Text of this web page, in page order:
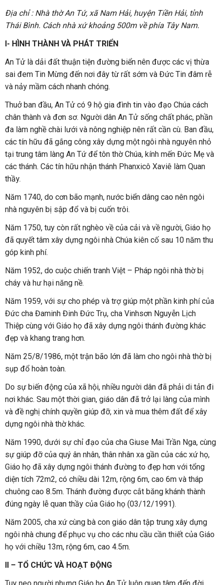
Địa chỉ : Nhà thờ An Tứ, xã Nam Hải, huyện Tiền Hải, tỉnh
Thái Bình. Cách nhà xứ khoảng 500m về phía Tây Nam.
I- HÌNH THÀNH VÀ PHÁT TRIỂN
An Tử là dải đất thuận tiện đường biển nên được các vị thừa
sai đem Tin Mừng đến nơi đây từ rất sớm và Đức Tin đâm rễ
và nảy mầm cách nhanh chóng.
Thuở ban đầu, An Tử có 9 hộ gia đình tin vào đạo Chúa cách
chân thành và đơn sơ. Người dân An Tử sống chất phác, phần
đa làm nghề chài lưới và nông nghiệp nên rất cần cù. Ban đầu,
các tín hữu đã gắng công xây dựng một ngôi nhà nguyên nhỏ
tại trung tâm làng An Tứ để tôn thờ Chúa, kính mến Đức Mẹ và
các thánh. Các tín hữu nhận thánh Phanxicô Xaviê làm Quan
thầy.
Năm 1740, do cơn bão mạnh, nước biển dâng cao nên ngôi
nhà nguyên bị sập đổ và bị cuốn trôi.
Năm 1750, tuy còn rất nghèo về của cải và về người, Giáo họ
đã quyết tâm xây dựng ngôi nhà Chúa kiên cố sau 10 năm thu
góp kinh phí.
Năm 1952, do cuộc chiến tranh Việt – Pháp ngôi nhà thờ bị
cháy và hư hại năng nề.
Năm 1959, với sự cho phép và trợ giúp một phần kinh phí của
Đức cha Đaminh Đinh Đức Trụ, cha Vinhsơn Nguyễn Lịch
Thiệp cùng với Giáo họ đã xây dựng ngôi thánh đường khác
đẹp và khang trang hơn.
Năm 25/8/1986, một trận bão lớn đã làm cho ngôi nhà thờ bị
sụp đổ hoàn toàn.
Do sự biến động của xã hội, nhiều người dân đã phải di tản đi
nơi khác. Sau một thời gian, giáo dân đã trở lại làng của mình
và đề nghị chính quyền giúp đỡ, xin và mua thêm đất để xây
dựng ngôi nhà thờ khác.
Năm 1990, dưới sự chỉ đạo của cha Giuse Mai Trần Nga, cùng
sự giúp đỡ của quý ân nhân, thân nhân xa gần của các xứ họ,
Giáo họ đã xây dựng ngôi thánh đường to đẹp hơn với tổng
diện tích 72m2, có chiều dài 12m, rộng 6m, cao 6m và tháp
chuông cao 8.5m. Thánh đường được cắt băng khánh thành
đúng ngày lễ quan thầy của Giáo họ (03/12/1991).
Năm 2005, cha xứ cùng bà con giáo dân tập trung xây dựng
ngôi nhà chung để phục vụ cho các nhu cầu cần thiết của Giáo
họ với chiều 13m, rộng 6m, cao 4.5m.
II – TỔ CHỨC VÀ HOẠT ĐỘNG